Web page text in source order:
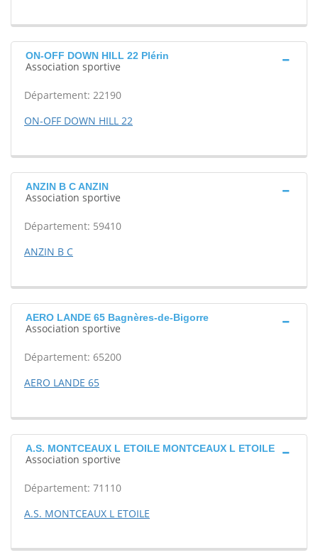
ON-OFF DOWN HILL 22 Plérin
Association sportive
Département: 22190
ON-OFF DOWN HILL 22
ANZIN B C ANZIN
Association sportive
Département: 59410
ANZIN B C
AERO LANDE 65 Bagnères-de-Bigorre
Association sportive
Département: 65200
AERO LANDE 65
A.S. MONTCEAUX L ETOILE MONTCEAUX L ETOILE
Association sportive
Département: 71110
A.S. MONTCEAUX L ETOILE